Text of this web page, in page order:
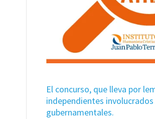
El concurso, que lleva por
independientes
gubernamentales.